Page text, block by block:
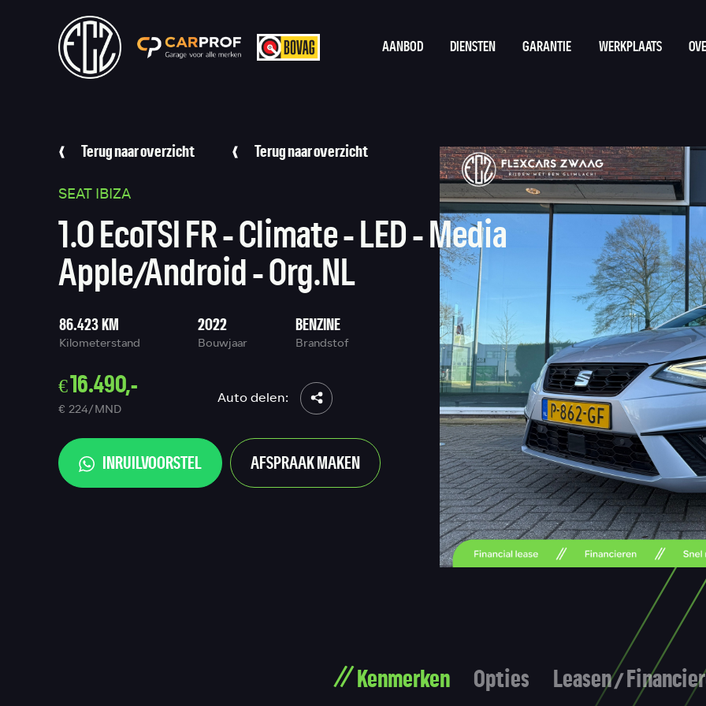
AANBOD DIENSTEN GARANTIE WERKPLAATS
Terug naar overzicht
Terug naar overzicht
SEAT IBIZA
1.0 EcoTSI FR - Climate - LED - Media
Apple/Android - Org.NL
86.423 KM
Kilometerstand
2022
Bouwjaar
BENZINE
Brandstof
€ 16.490,-
€ 224/MND
Auto delen:
INRUILVOORSTEL AFSPRAAK MAKEN
Kenmerken Opties Leasen /